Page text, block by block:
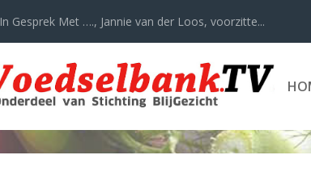
In Gesprek Met …., Jannie van der Loos, voorzitte...